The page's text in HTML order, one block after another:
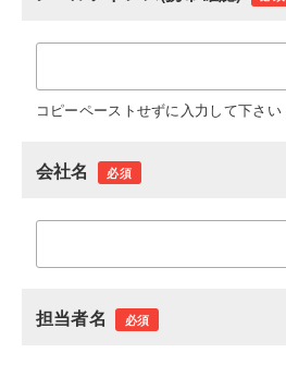
コピーペーストせずに入力して下さい
会社名 必須
担当者名 必須